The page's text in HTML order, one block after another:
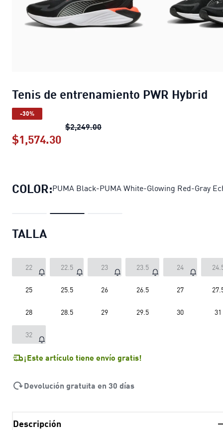
Tenis de entrenamiento PWR Hybrid
-30%
$2,249.00Tenis de entrenamiento PWR
$1,574.30
COLOR:PUMA Black-PUMA White-Glowing Red-Gray
TALLA
22 22.5 23 23.5 24
25 25.5 26 26.5 27
28 28.5 29 29.5 30 31
32
¡Este artículo tiene envío gratis!
Devolución gratuita en 30 días
Descripción